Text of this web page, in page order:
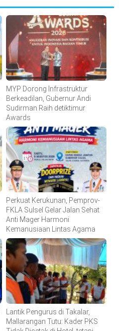
MYP Dorong Infrastruktur
Berkeadilan, Gubernur Andi
Sudirman Raih detiktimur
Awards
Perkuat Kerukunan, Pemprov-
FKLA Sulsel Gelar Jalan Sehat
Anti Mager Harmoni
Kemanusiaan Lintas Agama
Lantik Pengurus di Takalar,
Mallarangan Tutu: Kader PKS